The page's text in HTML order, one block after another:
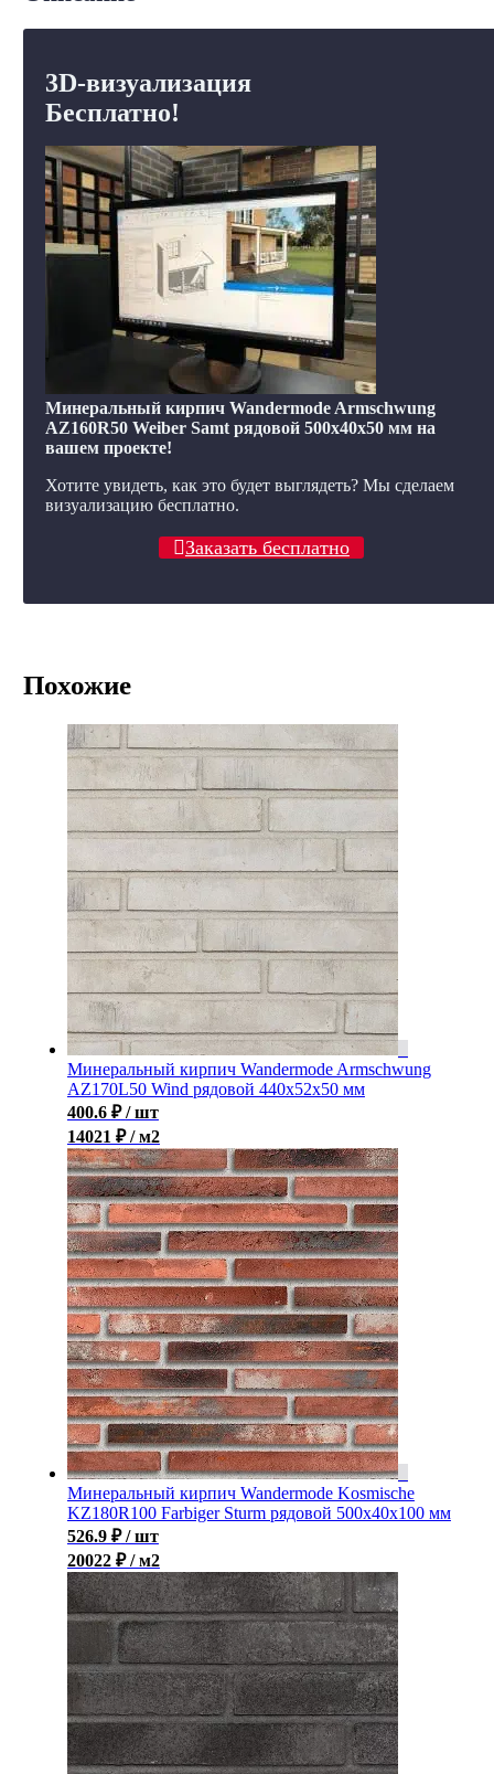
3D-визуализация
Бесплатно!
Минеральный кирпич Wandermode Armschwung
AZ160R50 Weiber Samt рядовой 500x40x50 мм на
вашем проекте!
Хотите увидеть, как это будет выглядеть? Мы сделаем
визуализацию бесплатно.
Заказать бесплатно
Похожие
Минеральный кирпич Wandermode Armschwung
AZ170L50 Wind рядовой 440x52x50 мм
400.6 ₽ / шт
14021 ₽ / м2
Минеральный кирпич Wandermode Kosmische
KZ180R100 Farbiger Sturm рядовой 500x40x100 мм
526.9 ₽ / шт
20022 ₽ / м2